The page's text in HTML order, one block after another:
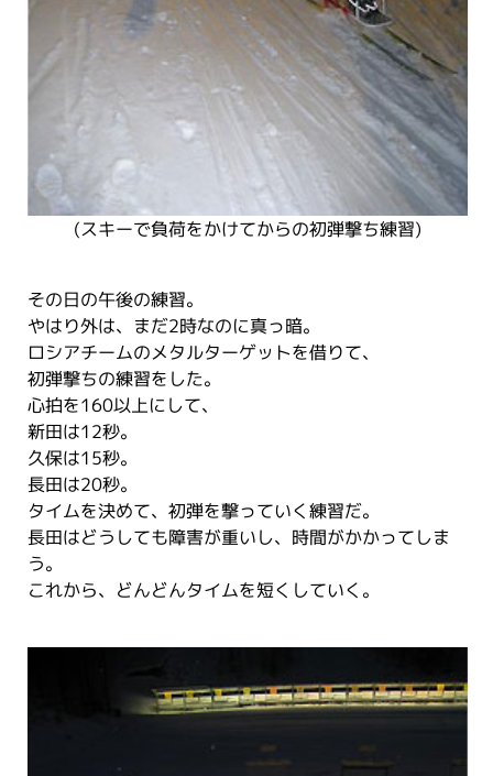
(スキーで負荷をかけてからの初弾撃ち練習)
その日の午後の練習。
やはり外は、まだ2時なのに真っ暗。
ロシアチームのメタルターゲットを借りて、
初弾撃ちの練習をした。
心拍を160以上にして、
新田は12秒。
久保は15秒。
長田は20秒。
タイムを決めて、初弾を撃っていく練習だ。
長田はどうしても障害が重いし、時間がかかってしま
う。
これから、どんどんタイムを短くしていく。